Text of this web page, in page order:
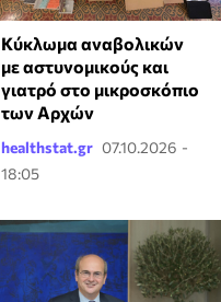
Κύκλωμα αναβολικών
με αστυνομικούς και
γιατρό στο μικροσκόπιο
των Αρχών
healthstat.gr 07.10.2026 -
18:05